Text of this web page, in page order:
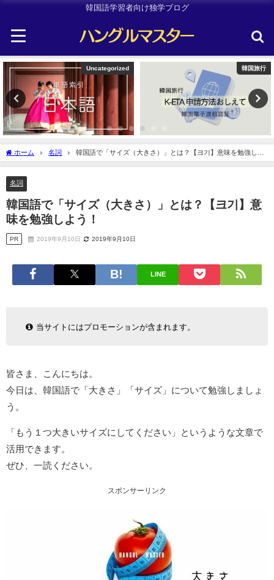
韓国語学習者向け独学ブログ
Uncategorized 韓国旅行
ホーム 名詞
韓国語で「サイズ（大きさ）」とは？【크기】意味を勉強しよ
う！
名詞
韓国語で「サイズ（大きさ）」とは？【크기】意
味を勉強しよう！
PR 2019年9月10日 2019年9月10日
LINE
当サイトにはプロモーションが含まれます。
皆さま、こんにちは。
今日は、韓国語で「大きさ」「サイズ」について勉強しましょ
う。
「もう１つ大きいサイズにしてください」というような文章で
活用できます。
ぜひ、一読ください。
スポンサーリンク